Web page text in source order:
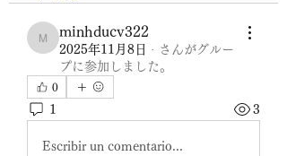
minhducv322
minhducv322
2025年11月8日 · さんがグルー
プに参加しました。
0
1 3
Escribir un comentario...